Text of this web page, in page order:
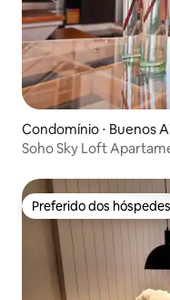
Condomínio ⋅ Buenos
Soho Sky
Preferido dos hóspedes
Preferido dos hóspedes